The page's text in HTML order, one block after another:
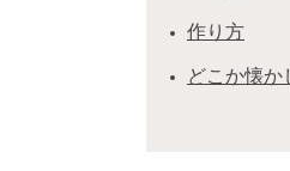
作り方
どこか懐か